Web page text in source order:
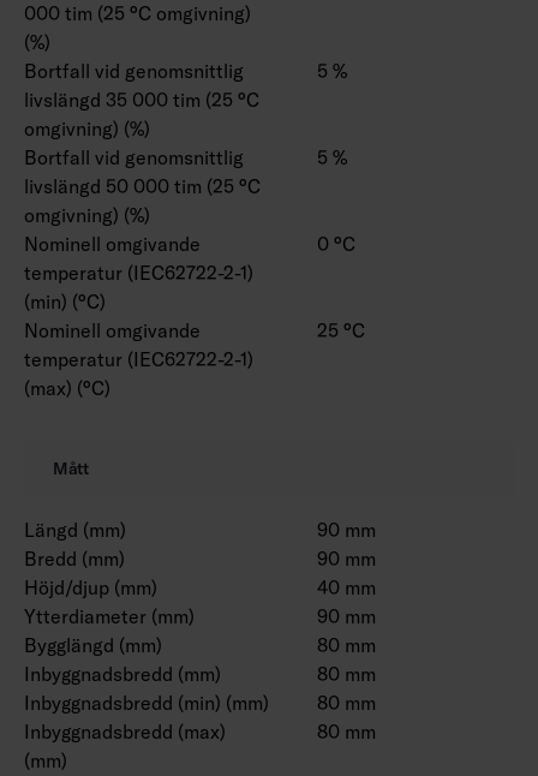
000 tim (25 °C omgivning)
(%)
Bortfall vid genomsnittlig
livslängd 35 000 tim (25 °C
omgivning) (%)
5 %
Bortfall vid genomsnittlig
livslängd 50 000 tim (25 °C
omgivning) (%)
5 %
Nominell omgivande
temperatur (IEC62722-2-1)
(min) (°C)
0 °C
Nominell omgivande
temperatur (IEC62722-2-1)
(max) (°C)
25 °C
Mått
Längd (mm)
90 mm
Bredd (mm)
90 mm
Höjd/djup (mm)
40 mm
Ytterdiameter (mm)
90 mm
Bygglängd (mm)
80 mm
Inbyggnadsbredd (mm)
80 mm
Inbyggnadsbredd (min) (mm)
80 mm
Inbyggnadsbredd (max)
(mm)
80 mm